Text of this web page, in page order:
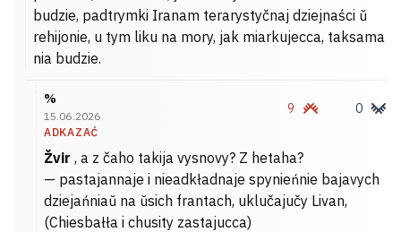
budzie, padtrymki Iranam terarystyčnaj dziejnaści ŭ
rehijonie, u tym liku na mory, jak miarkujecca, taksama
nia budzie.
%
15.06.2026
ADKAZAĆ
9 0
Žvir , a z čaho takija vysnovy? Z hetaha?
— pastajannaje i nieadkładnaje spynieńnie bajavych
dziejańniaŭ na ŭsich frantach, uklučajučy Livan,
(Chiesbałła i chusity zastajucca)